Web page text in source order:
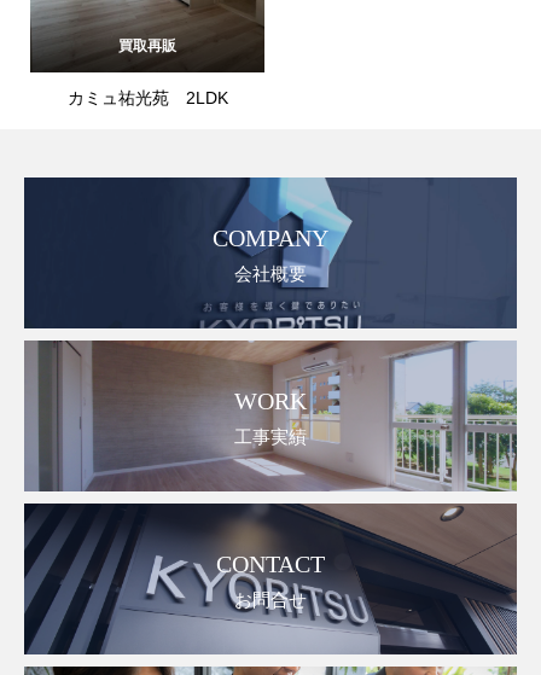
買取再販
カミュ祐光苑 2LDK
COMPANY
会社概要
WORK
工事実績
CONTACT
お問合せ